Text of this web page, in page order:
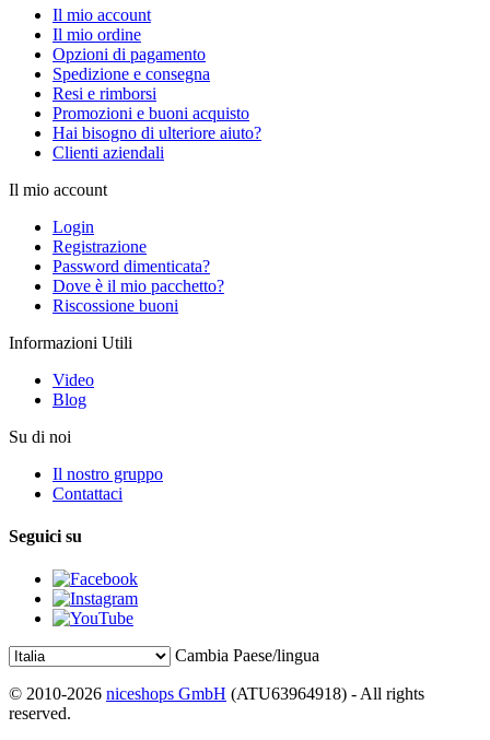
Il mio account
Il mio ordine
Opzioni di pagamento
Spedizione e consegna
Resi e rimborsi
Promozioni e buoni acquisto
Hai bisogno di ulteriore aiuto?
Clienti aziendali
Il mio account
Login
Registrazione
Password dimenticata?
Dove è il mio pacchetto?
Riscossione buoni
Informazioni Utili
Video
Blog
Su di noi
Il nostro gruppo
Contattaci
Seguici su
Cambia Paese/lingua
© 2010-2026 niceshops GmbH (ATU63964918) - All rights
reserved.